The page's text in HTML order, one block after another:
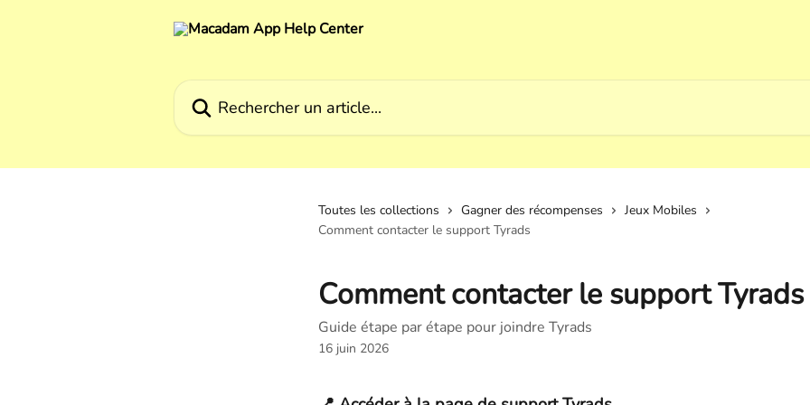
Toutes les collections Gagner des récompenses
Jeux Mobiles
Comment contacter le support Tyrads
Comment contacter le support Tyrads
Guide étape par étape pour joindre Tyrads
16 juin 2026